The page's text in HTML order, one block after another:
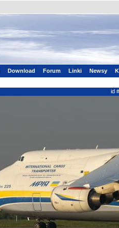
Download Forum Linki Newsy
id